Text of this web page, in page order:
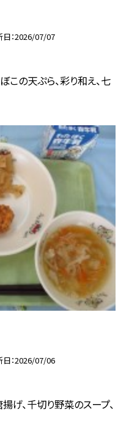
日 2026/07/07
この天ぷら、彩り和え、七
日 2026/07/06
げ、千切り野菜のスープ、